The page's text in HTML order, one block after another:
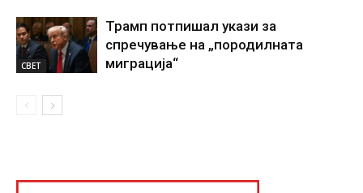
СВЕТ
Трамп потпишал укази за
спречување на „породилната
миграција“